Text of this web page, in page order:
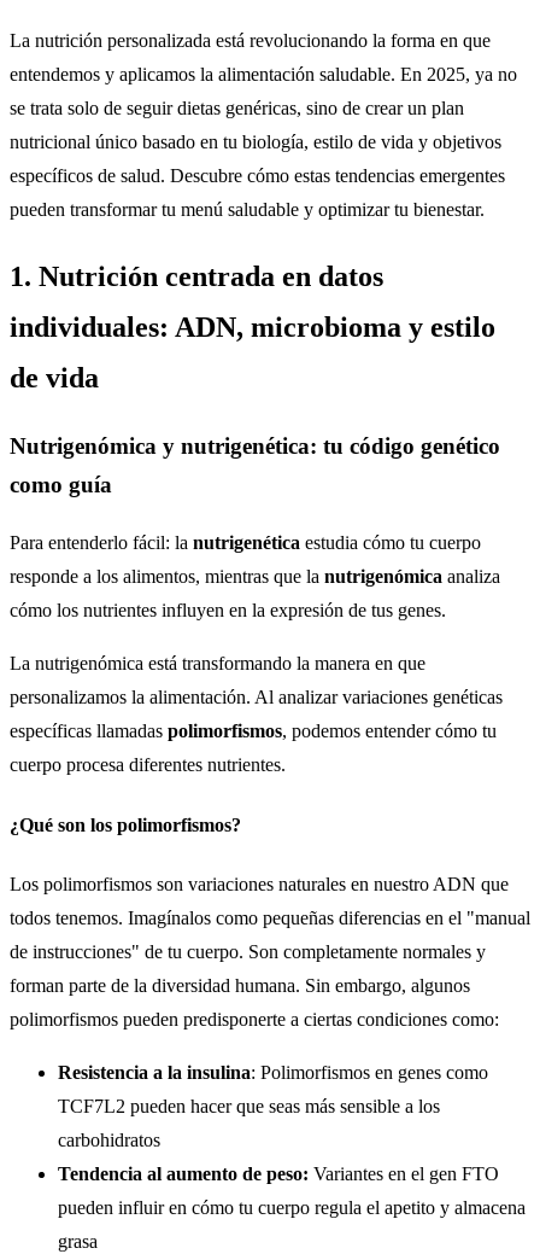
La nutrición personalizada está revolucionando la forma en que
entendemos y aplicamos la alimentación saludable. En 2025, ya no
se trata solo de seguir dietas genéricas, sino de crear un plan
nutricional único basado en tu biología, estilo de vida y objetivos
específicos de salud. Descubre cómo estas tendencias emergentes
pueden transformar tu menú saludable y optimizar tu bienestar.
1. Nutrición centrada en datos
individuales: ADN, microbioma y estilo
de vida
Nutrigenómica y nutrigenética: tu código genético
como guía
Para entenderlo fácil: la nutrigenética estudia cómo tu cuerpo
responde a los alimentos, mientras que la nutrigenómica analiza
cómo los nutrientes influyen en la expresión de tus genes.
La nutrigenómica está transformando la manera en que
personalizamos la alimentación. Al analizar variaciones genéticas
específicas llamadas polimorfismos, podemos entender cómo tu
cuerpo procesa diferentes nutrientes.
¿Qué son los polimorfismos?
Los polimorfismos son variaciones naturales en nuestro ADN que
todos tenemos. Imagínalos como pequeñas diferencias en el "manual
de instrucciones" de tu cuerpo. Son completamente normales y
forman parte de la diversidad humana. Sin embargo, algunos
polimorfismos pueden predisponerte a ciertas condiciones como:
Resistencia a la insulina: Polimorfismos en genes como
TCF7L2 pueden hacer que seas más sensible a los
carbohidratos
Tendencia al aumento de peso: Variantes en el gen FTO
pueden influir en cómo tu cuerpo regula el apetito y almacena
grasa